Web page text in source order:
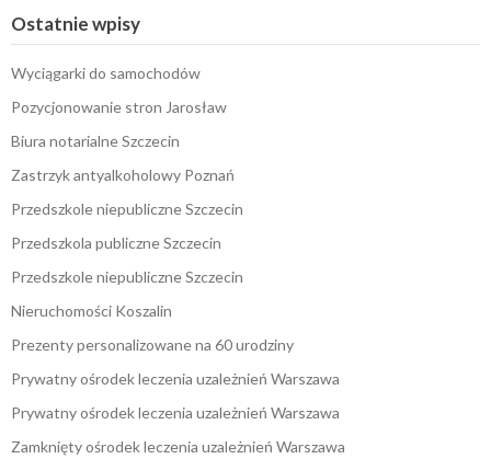
Ostatnie wpisy
Wyciągarki do samochodów
Pozycjonowanie stron Jarosław
Biura notarialne Szczecin
Zastrzyk antyalkoholowy Poznań
Przedszkole niepubliczne Szczecin
Przedszkola publiczne Szczecin
Przedszkole niepubliczne Szczecin
Nieruchomości Koszalin
Prezenty personalizowane na 60 urodziny
Prywatny ośrodek leczenia uzależnień Warszawa
Prywatny ośrodek leczenia uzależnień Warszawa
Zamknięty ośrodek leczenia uzależnień Warszawa